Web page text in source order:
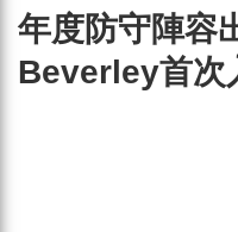
年度防守陣容
Beverley首次